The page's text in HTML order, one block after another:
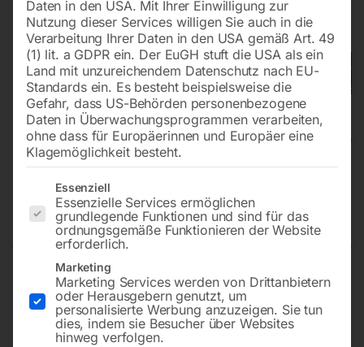
Abricht-Dickenhobel ADH 26C
(230 V)
1.260,00
inkl. MwSt. zzgl.Versandkosten
Lieferzeit:ca. 5 - 10 Werktage
Daten in den USA. Mit Ihrer Einwilligung zur
Nutzung dieser Services willigen Sie auch in die
Verarbeitung Ihrer Daten in den USA gemäß Art. 49
(1) lit. a GDPR ein. Der EuGH stuft die USA als ein
Land mit unzureichendem Datenschutz nach EU-
Standards ein. Es besteht beispielsweise die
Gefahr, dass US-Behörden personenbezogene
Daten in Überwachungsprogrammen verarbeiten,
ohne dass für Europäerinnen und Europäer eine
Klagemöglichkeit besteht.
Es folgt eine Liste der Service-Gruppen, für die eine
Essenziell
Essenzielle Services ermöglichen
grundlegende Funktionen und sind für das
ordnungsgemäße Funktionieren der Website
erforderlich.
Marketing
Marketing Services werden von Drittanbietern
oder Herausgebern genutzt, um
personalisierte Werbung anzuzeigen. Sie tun
dies, indem sie Besucher über Websites
hinweg verfolgen.